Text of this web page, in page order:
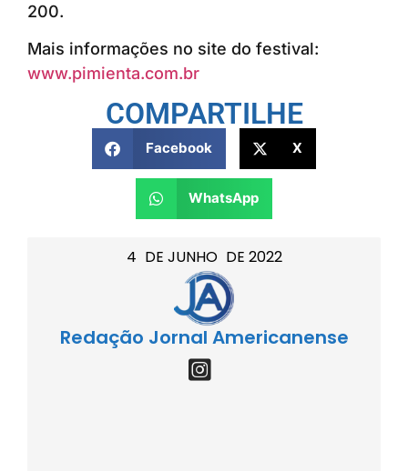
4 DE JUNHO DE 2022
Redação Jornal Americanense
200.
Mais informações no site do festival:
www.pimienta.com.br
COMPARTILHE
Facebook X
WhatsApp